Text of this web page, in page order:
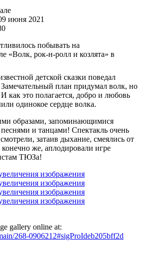
июня 2021
детской сказки поведал
план придумал волк, но
как это полагается, добро и любовь
одинокое сердце волка.
образами, запоминающимися
и танцами! Спектакль очень
затаив дыхание, смеялись от
же, аплодировали игре
ТЮЗа!
gallery online at:
268-0906212#sigProIdeb205bff2d